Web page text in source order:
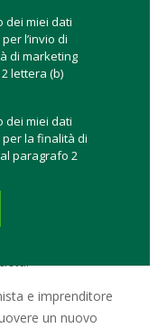
finanziari che
contribuire alla
blu, affonda le sue
che studia i processi
e imprenditore
un nuovo
dei miei dati
l’invio di
di marketing
lettera (b)
dei miei dati
per la finalità di
paragrafo 2